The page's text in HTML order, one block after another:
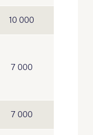
10 000
7 000
7 000